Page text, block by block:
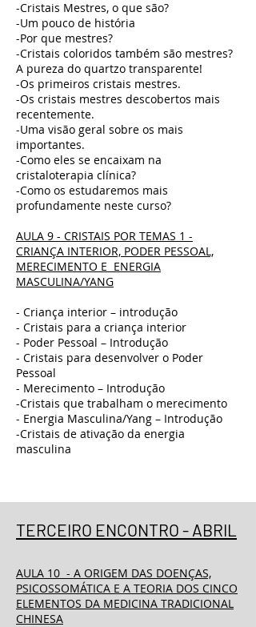
-Cristais Mestres, o que são?
-Um pouco de história
-Por que mestres?
-Cristais coloridos também são mestres?
A pureza do quartzo transparente!
-Os primeiros cristais mestres.
-Os cristais mestres descobertos mais
recentemente.
-Uma visão geral sobre os mais
importantes.
-Como eles se encaixam na
cristaloterapia clínica?
-Como os estudaremos mais
profundamente neste curso?
AULA 9 - CRISTAIS POR TEMAS 1 -
CRIANÇA INTERIOR, PODER PESSOAL,
MERECIMENTO E ENERGIA
MASCULINA/YANG
- Criança interior – introdução
- Cristais para a criança interior
- Poder Pessoal – Introdução
- Cristais para desenvolver o Poder
Pessoal
- Merecimento – Introdução
-Cristais que trabalham o merecimento
- Energia Masculina/Yang – Introdução
-Cristais de ativação da energia
masculina
TERCEIRO ENCONTRO - ABRIL
AULA 10 - A ORIGEM DAS DOENÇAS,
PSICOSSOMÁTICA E A TEORIA DOS CINCO
ELEMENTOS DA MEDICINA TRADICIONAL
CHINESA